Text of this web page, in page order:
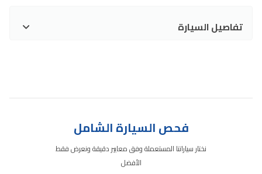
تفاصيل السيارة
فحص السيارة الشامل
نختار سياراتنا المستعملة وفق معايير دقيقة ونعرض فقط
الأفضل